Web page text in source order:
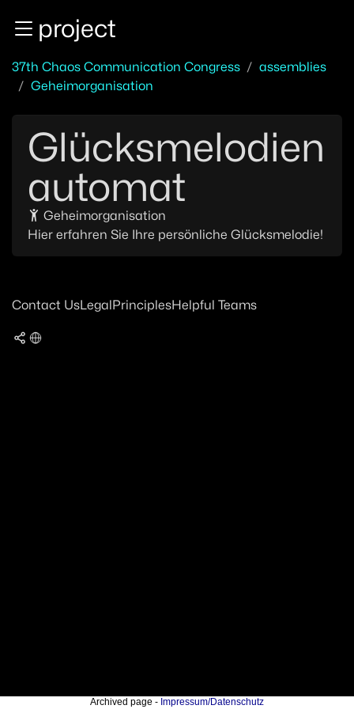
Zum Inhalt
Zum Footer
project
37th Chaos Communication Congress
assemblies
Geheimorganisation
Glücksmelodien
automat
Geheimorganisation
Hier erfahren Sie Ihre persönliche Glücksmelodie!
Contact UsLegalPrinciplesHelpful Teams
Archived page - Impressum/Datenschutz